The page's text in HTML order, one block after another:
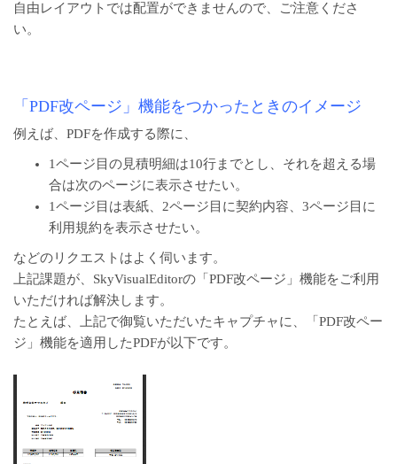
自由レイアウトでは配置ができませんので、ご注意くださ
い。
「PDF改ページ」機能をつかったときのイメージ
例えば、PDFを作成する際に、
1ページ目の見積明細は10行までとし、それを超える場
合は次のページに表示させたい。
1ページ目は表紙、2ページ目に契約内容、3ページ目に
利用規約を表示させたい。
などのリクエストはよく伺います。
上記課題が、SkyVisualEditorの「PDF改ページ」機能をご利用
いただければ解決します。
たとえば、上記で御覧いただいたキャプチャに、「PDF改ペー
ジ」機能を適用したPDFが以下です。